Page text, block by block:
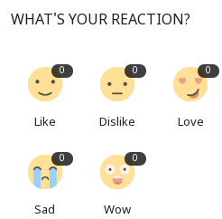
WHAT'S YOUR REACTION?
0
Like
0
Dislike
0
Love
0
Sad
0
Wow